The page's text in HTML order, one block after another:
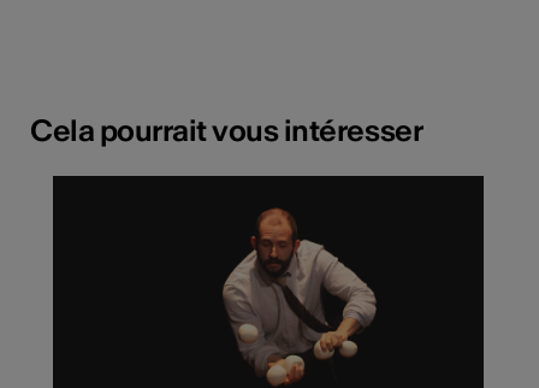
Cela pourrait vous intéresser